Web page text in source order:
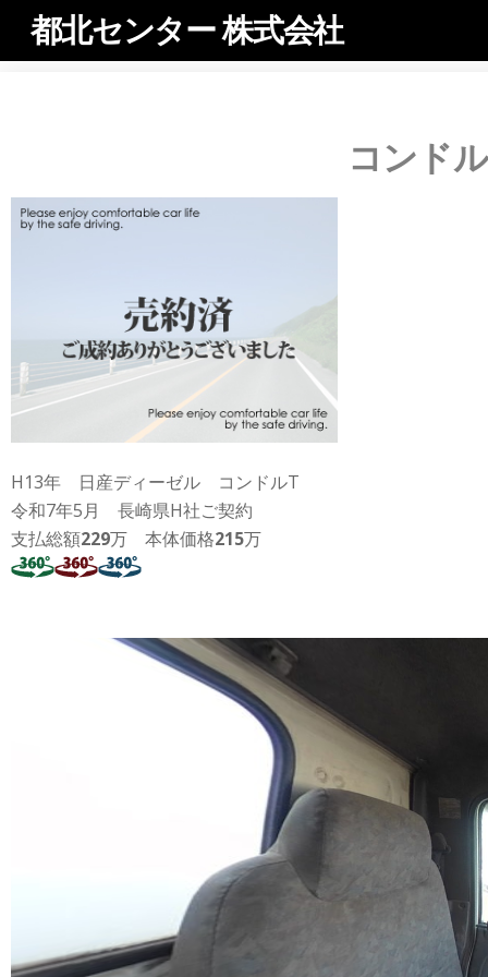
都北センター 株式会社
コンド
H13年 日産ディーゼル コンドルT
令和7年5月 長崎県H社ご契約
支払総額229万 本体価格215万